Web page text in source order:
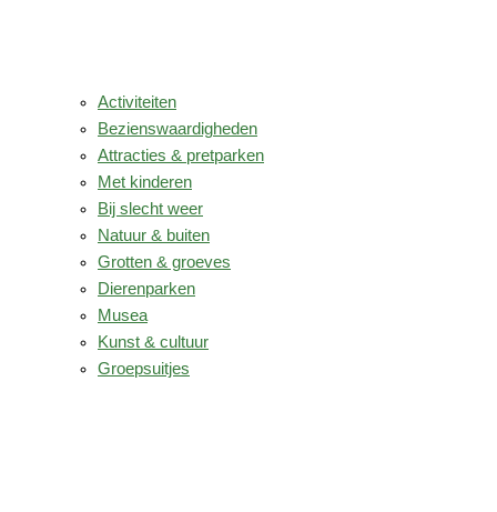
Activiteiten
Bezienswaardigheden
Attracties & pretparken
Met kinderen
Bij slecht weer
Natuur & buiten
Grotten & groeves
Dierenparken
Musea
Kunst & cultuur
Groepsuitjes